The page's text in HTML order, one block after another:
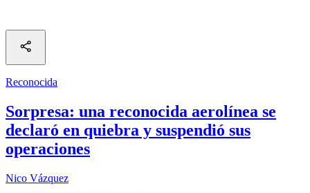
Reconocida
Sorpresa: una reconocida aerolínea se
declaró en quiebra y suspendió sus
operaciones
Nico Vázquez